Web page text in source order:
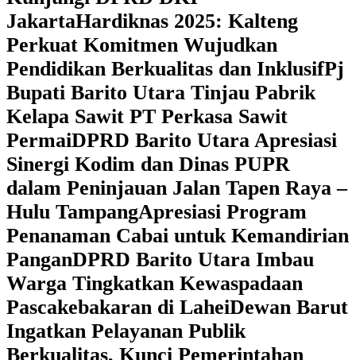
JakartaHardiknas 2025: Kalteng
Perkuat Komitmen Wujudkan
Pendidikan Berkualitas dan InklusifPj
Bupati Barito Utara Tinjau Pabrik
Kelapa Sawit PT Perkasa Sawit
PermaiDPRD Barito Utara Apresiasi
Sinergi Kodim dan Dinas PUPR
dalam Peninjauan Jalan Tapen Raya –
Hulu TampangApresiasi Program
Penanaman Cabai untuk Kemandirian
PanganDPRD Barito Utara Imbau
Warga Tingkatkan Kewaspadaan
Pascakebakaran di LaheiDewan Barut
Ingatkan Pelayanan Publik
Berkualitas, Kunci Pemerintahan